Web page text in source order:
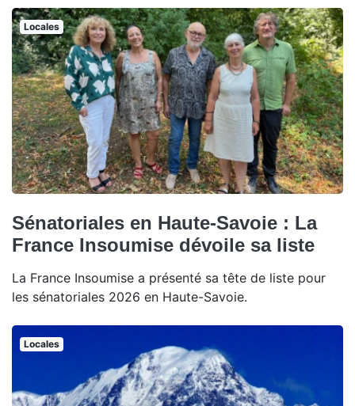
Locales
Sénatoriales en Haute-Savoie : La
France Insoumise dévoile sa liste
La France Insoumise a présenté sa tête de liste pour
les sénatoriales 2026 en Haute-Savoie.
Locales